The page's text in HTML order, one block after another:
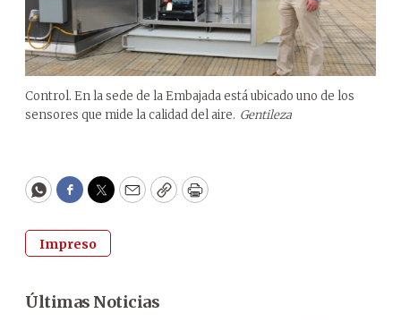
Control. En la sede de la Embajada está ubicado uno de los
sensores que mide la calidad del aire. Gentileza
WhatsApp
Facebook
Twitter
EmailCopyPrint
Impreso
Últimas Noticias